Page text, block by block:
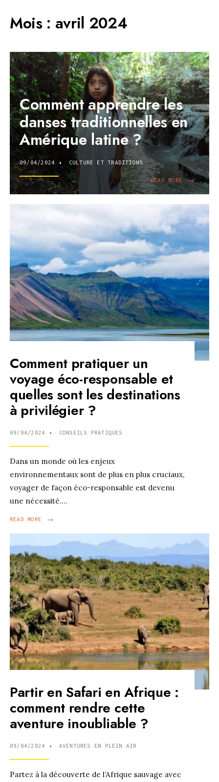
Mois : avril 2024
Comment apprendre les
danses traditionnelles en
Amérique latine ?
09/04/2024 • CULTURE ET TRADITIONS
READ MORE →
READ
MORE:
APPRENDRE
DANSES
EN
AMÉRIQUE
?
Comment pratiquer un
voyage éco-responsable et
quelles sont les destinations
à privilégier ?
09/04/2024 • CONSEILS PRATIQUES
Dans un monde où les enjeux
environnementaux sont de plus en plus cruciaux,
voyager de façon éco-responsable est devenu
une nécessité....
READ MORE →
READ
PRATIQUER
UN
VOYAGE
ÉCO-
RESPONSABLE
ET
QUELLES
SONT
LES
DESTINATIONS
À
PRIVILÉGIER
?
Partir en Safari en Afrique :
comment rendre cette
aventure inoubliable ?
09/04/2024 • AVENTURES EN PLEIN AIR
Partez à la découverte de l’Afrique sauvage avec